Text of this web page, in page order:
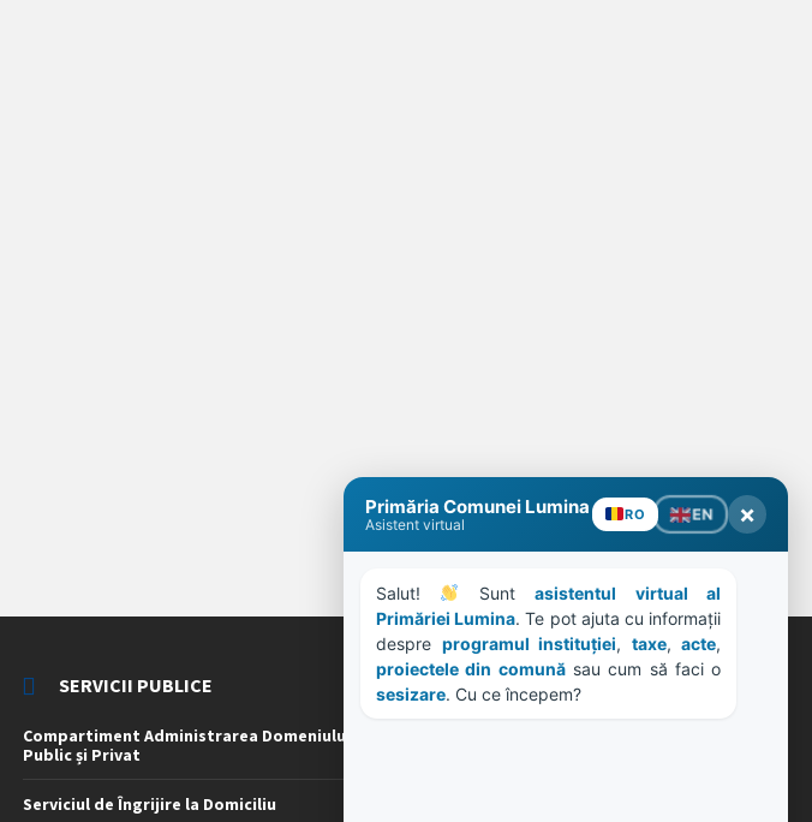
SERVICII PUBLICE
Compartiment Administrarea Domeniului
Public și Privat
Serviciul de Îngrijire la Domiciliu
ORE DE LUCRU
Primăria Comunei Lumina
Asistent virtual
RO EN ×
Salut! Sunt asistentul virtual al
Primăriei Lumina. Te pot ajuta cu informații
despre programul instituției, taxe, acte
proiectele din comună
sesizare. Cu ce începem?